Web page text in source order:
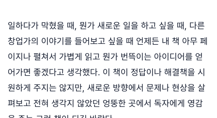
일하다가 막혔을 때, 뭔가 새로운 일을 하고 싶을 때, 다른
창업가의 이야기를 들어보고 싶을 때 언제든 내 책 아무 페
이지나 펼쳐서 가볍게 읽고 뭔가 번뜩이는 아이디어를 얻
어가면 좋겠다고 생각했다. 이 책이 정답이나 해결책을 시
원하게 주지는 않지만, 새로운 방향에서 문제나 현상을 살
펴보고 전혀 생각지 않았던 엉뚱한 곳에서 독자에게 영감